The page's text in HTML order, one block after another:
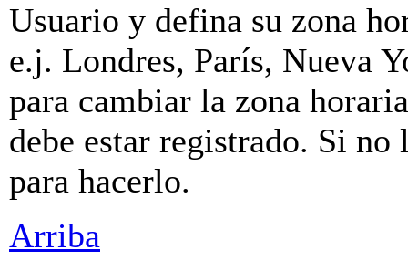
Usuario y defina su zona
e.j. Londres, París, Nueva
para cambiar la zona
debe estar registrado. Si no
para hacerlo.
Arriba